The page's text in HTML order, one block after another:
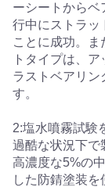
ーシートからベ
行中にストラッ
ことに成功。ま
トタイプは、
ラストベアリン
す。
2:塩水噴霧試験
過酷な状況下で
高濃度な5%の
した防錆塗装を